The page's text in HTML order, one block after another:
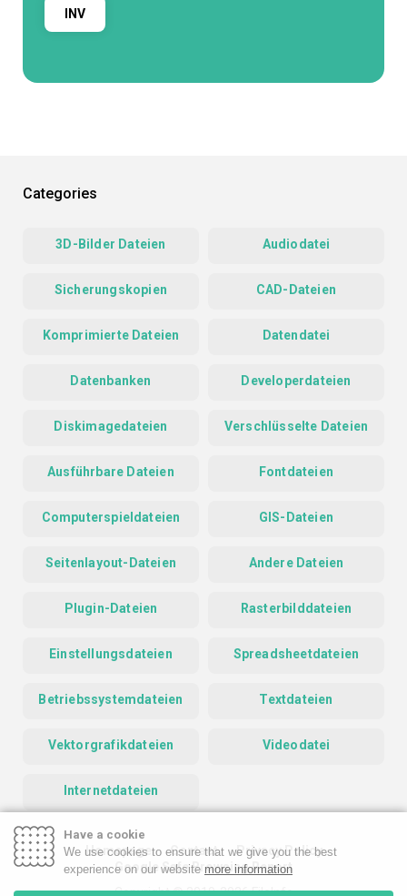
INV
Categories
3D-Bilder Dateien Audiodatei
Sicherungskopien CAD-Dateien
Komprimierte Dateien Datendatei
Datenbanken Developerdateien
Diskimagedateien Verschlüsselte Dateien
Ausführbare Dateien Fontdateien
Computerspieldateien GIS-Dateien
Seitenlayout-Dateien Andere Dateien
Plugin-Dateien Rasterbilddateien
Einstellungsdateien Spreadsheetdateien
Betriebssystemdateien Textdateien
Vektorgrafikdateien Videodatei
Internetdateien
Homepage Contact
Privacy Policy
Google Safe Browsing Report
Copyright © 2019-2026 FileInfo
Have a cookie
We use cookies to ensure that we give you the best
experience on our website more information